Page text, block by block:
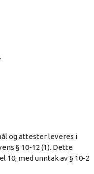
og attester leveres i
§ 10-12 (1). Dette
med unntak av § 10-2